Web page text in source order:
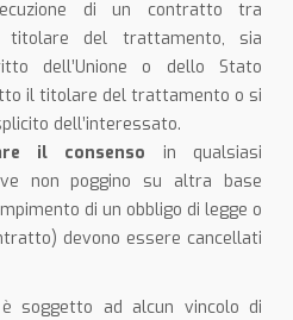
di un contratto tra
titolare del trattamento, sia
dell’Unione o dello Stato
il titolare del trattamento o si
dell’interessato.
il consenso in qualsiasi
non poggino su altra base
di un obbligo di legge o
devono essere cancellati
soggetto ad alcun vincolo di